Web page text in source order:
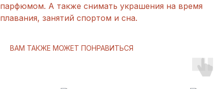
парфюмом. А также снимать украшения на время
плавания, занятий спортом и сна.
ВАМ ТАКЖЕ МОЖЕТ ПОНРАВИТЬСЯ